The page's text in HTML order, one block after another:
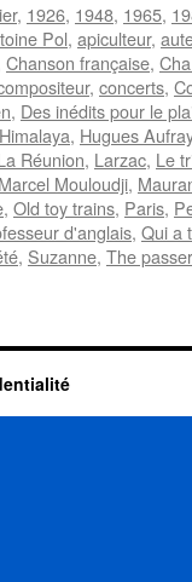
, 1926, 1948, 1965,
Pol, apiculteur,
Chanson française,
, concerts,
, Des inédits pour le
Himalaya, Hugues Aufray
Réunion, Larzac, Le
Marcel Mouloudji,
, Old toy trains, Paris,
d'anglais, Qui a
, Suzanne, The